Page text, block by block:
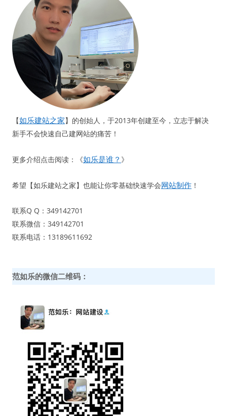
【如乐建站之家】的创始人，于2013年创建至今，立志于解决
新手不会快速自己建网站的痛苦！
更多介绍点击阅读：《如乐是谁？ 》
希望【如乐建站之家】也能让你零基础快速学会网站制作 ！
联系Q Q：349142701
联系微信：349142701
联系电话：13189611692
范如乐的微信二维码：